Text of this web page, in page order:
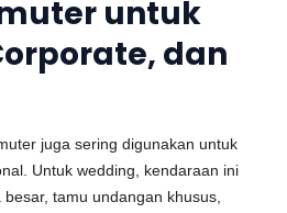
untuk
dan
juga sering digunakan untuk
Untuk wedding, kendaraan ini
tamu undangan khusus,